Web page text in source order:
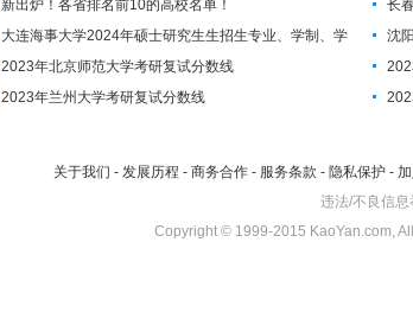
新出炉！各省排名前10的高校名单！
长
大连海事大学2024年硕士研究生生招生专业、学制、学
费标准及拟招生人数
沈
2023年北京师范大学考研复试分数线
2023年兰州大学考研复试分数线
关于我们 - 发展历程 - 商务合作 - 服务条款 - 隐私保护 -
违法/不良信
Copyright © 1999-2015 KaoYan.com,